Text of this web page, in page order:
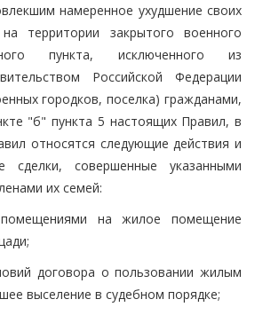
намеренное ухудшение своих
территории закрытого военного
пункта, исключенного из
Российской Федерации
городков, поселка) гражданами,
"б" пункта 5 настоящих Правил, в
относятся следующие действия и
сделки, совершенные указанными
их семей:
на жилое помещение
договора о пользовании жилым
выселение в судебном порядке;